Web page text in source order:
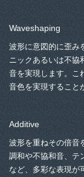
Waveshaping
波形に意図的に歪み
ニックあるいは不協
音を実現します。こ
音色を実現すること
Additive
波形を重ねその倍音
調和や不協和音、テ
など、多彩な表現が